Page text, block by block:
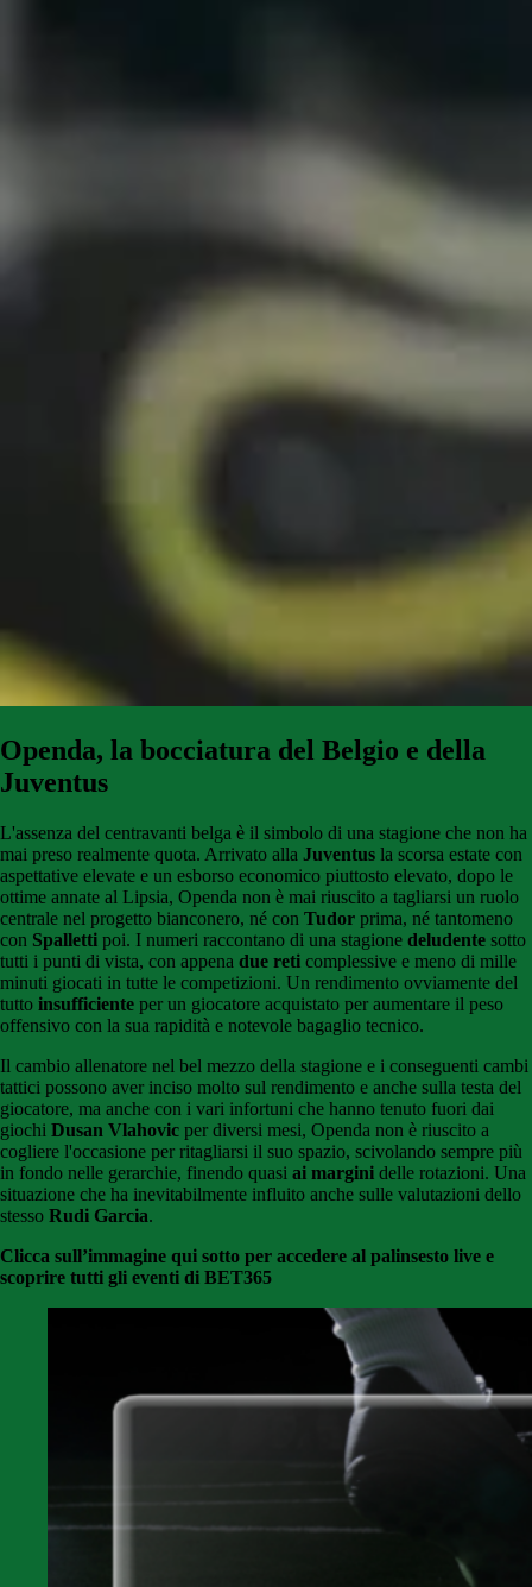
Openda, la bocciatura del Belgio e della
Juventus
L'assenza del centravanti belga è il simbolo di una stagione che non ha
mai preso realmente quota. Arrivato alla Juventus la scorsa estate con
aspettative elevate e un esborso economico piuttosto elevato, dopo le
ottime annate al Lipsia, Openda non è mai riuscito a tagliarsi un ruolo
centrale nel progetto bianconero, né con Tudor prima, né tantomeno
con Spalletti poi. I numeri raccontano di una stagione deludente sotto
tutti i punti di vista, con appena due reti complessive e meno di mille
minuti giocati in tutte le competizioni. Un rendimento ovviamente del
tutto insufficiente per un giocatore acquistato per aumentare il peso
offensivo con la sua rapidità e notevole bagaglio tecnico.
Il cambio allenatore nel bel mezzo della stagione e i conseguenti cambi
tattici possono aver inciso molto sul rendimento e anche sulla testa del
giocatore, ma anche con i vari infortuni che hanno tenuto fuori dai
giochi Dusan Vlahovic per diversi mesi, Openda non è riuscito a
cogliere l'occasione per ritagliarsi il suo spazio, scivolando sempre più
in fondo nelle gerarchie, finendo quasi ai margini delle rotazioni. Una
situazione che ha inevitabilmente influito anche sulle valutazioni dello
stesso Rudi Garcia.
Clicca sull’immagine qui sotto per accedere al palinsesto live e
scoprire tutti gli eventi di BET365